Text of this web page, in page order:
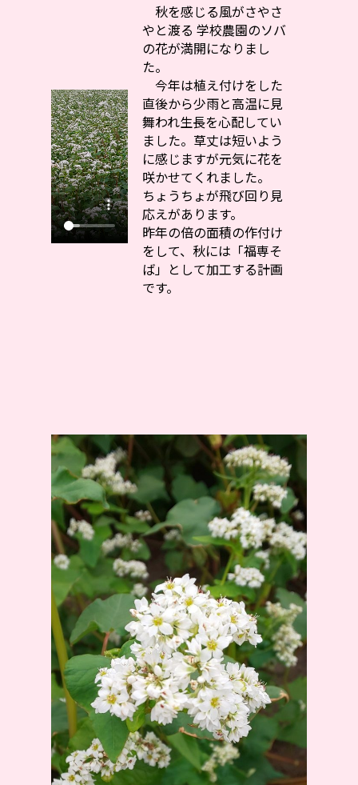
秋を感じる風がさやさ
やと渡る 学校農園のソバ
の花が満開になりまし
た。
今年は植え付けをした
直後から少雨と高温に見
舞われ生長を心配してい
ました。草丈は短いよう
に感じますが元気に花を
咲かせてくれました。
ちょうちょが飛び回り見
応えがあります。
昨年の倍の面積の作付け
をして、秋には「福専そ
ば」として加工する計画
です。